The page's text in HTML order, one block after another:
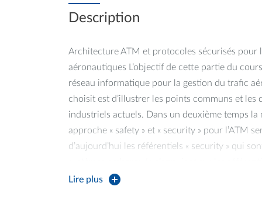
Description
Architecture ATM et protocoles sécurisés pour
aéronautiques L’objectif de cette partie du
réseau informatique pour la gestion du trafic
choisit est d’illustrer les points communs et les
industriels actuels. Dans un deuxième temps
approche « safety » et « security » pour l’ATM
d’aujourd’hui les référentiels « security » qui
ingénieurs identifient en plus des incidents
Lire plus